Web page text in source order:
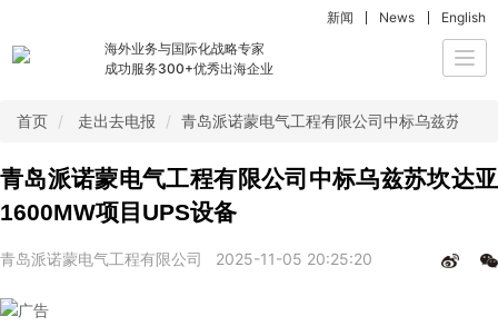
海外业务与国际化战略专家
成功服务300+优秀出海企业
新闻 News English
首页 走出去电报 青岛派诺蒙电气工程有限公司中标乌兹苏坎
青岛派诺蒙电气工程有限公司中标乌兹苏坎达亚
1600MW项目UPS设备
青岛派诺蒙电气工程有限公司 2025-11-05 20:25:20